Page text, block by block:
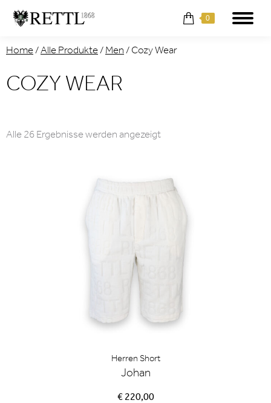
0
Home/Alle Produkte/ Men / Cozy Wear
COZY WEAR
Alle 26 Ergebnisse werden angezeigtNach
Herren Short
Johan
€ 220,00